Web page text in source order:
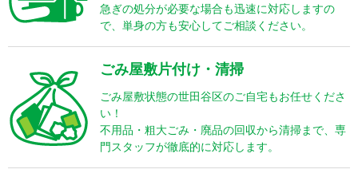
急ぎの処分が必要な場合も迅速に対応しますの
で、単身の方も安心してご相談ください。
ごみ屋敷片付け・清掃
ごみ屋敷状態の世田谷区のご自宅もお任せくださ
い！
不用品・粗大ごみ・廃品の回収から清掃まで、専
門スタッフが徹底的に対応します。